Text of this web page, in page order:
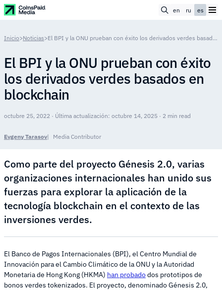
en ru es
Inicio>Noticias> El BPI y la ONU prueban con éxito los derivados verdes basados en blockchain
El BPI y la ONU prueban con éxito
los derivados verdes basados en
blockchain
octubre 25, 2022 · Última actualización: octubre 14, 2025 · 2 min read
Evgeny Tarasov Media Contributor
Como parte del proyecto Génesis 2.0, varias
organizaciones internacionales han unido sus
fuerzas para explorar la aplicación de la
tecnología blockchain en el contexto de las
inversiones verdes.
El Banco de Pagos Internacionales (BPI), el Centro Mundial de
Innovación para el Cambio Climático de la ONU y la Autoridad
Monetaria de Hong Kong (HKMA) han probadodos prototipos de
bonos verdes tokenizados. El proyecto, denominado Génesis 2.0,